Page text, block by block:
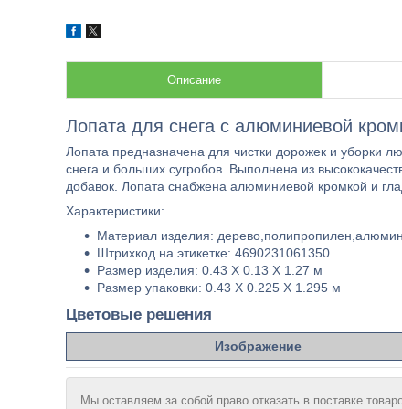
Описание
Лопата для снега с алюминиевой
Лопата предназначена для чистки дорожек и уборки
снега и больших сугробов. Выполнена из
добавок. Лопата снабжена алюминиевой кромкой и
Характеристики:
Материал изделия:
Штрихкод на этикетке: 4690231061350
Размер изделия: 0.43 X 0.13 X 1.27 м
Размер упаковки: 0.43 X 0.225 X 1.295 м
Цветовые решения
Изображение
Мы оставляем за собой право отказать в поставке